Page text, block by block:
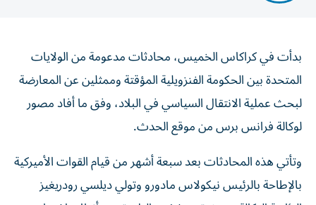
بدأت في كراكاس الخميس، محادثات مدعومة من الولايات
المتحدة بين الحكومة الفنزويلية المؤقتة وممثلين عن المعارضة
لبحث عملية الانتقال السياسي في البلاد، وفق ما أفاد مصور
لوكالة فرانس برس من موقع الحدث.
وتأتي هذه المحادثات بعد سبعة أشهر من قيام القوات الأميركية
بالإطاحة بالرئيس نيكولاس مادورو وتولي ديلسي رودريغيز
الرئاسة الوكالة، حيث تدير شؤون البلاد تحت أنظار واشنطن.